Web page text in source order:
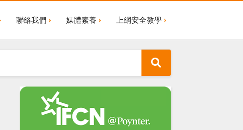
聯絡我們 媒體素養 上網安全教學